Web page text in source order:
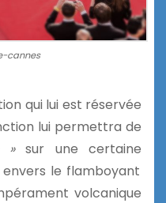
cannes
qui lui est réservée
lui permettra de
»sur une certaine
le flamboyant
volcanique